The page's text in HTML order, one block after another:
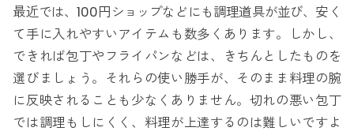
最近では、100円ショップなどにも調理道具が並び、安く
て手に入れやすいアイテムも数多くあります。しかし、
できれば包丁やフライパンなどは、きちんとしたものを
選びましょう。それらの使い勝手が、そのまま料理の腕
に反映されることも少なくありません。切れの悪い包丁
では調理もしにくく、料理が上達するのは難しいですよ